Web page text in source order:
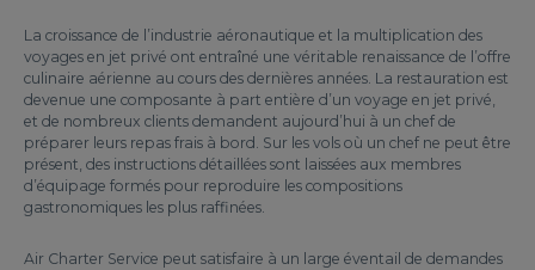
La croissance de l’industrie aéronautique et la multiplication des
voyages en jet privé ont entraîné une véritable renaissance de l’offre
culinaire aérienne au cours des dernières années. La restauration est
devenue une composante à part entière d’un voyage en jet privé,
et de nombreux clients demandent aujourd’hui à un chef de
préparer leurs repas frais à bord. Sur les vols où un chef ne peut être
présent, des instructions détaillées sont laissées aux membres
d’équipage formés pour reproduire les compositions
gastronomiques les plus raffinées.
Air Charter Service peut satisfaire à un large éventail de demandes